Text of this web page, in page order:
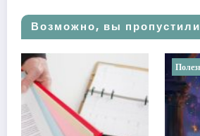
Возможно, вы пропустили
Полезное